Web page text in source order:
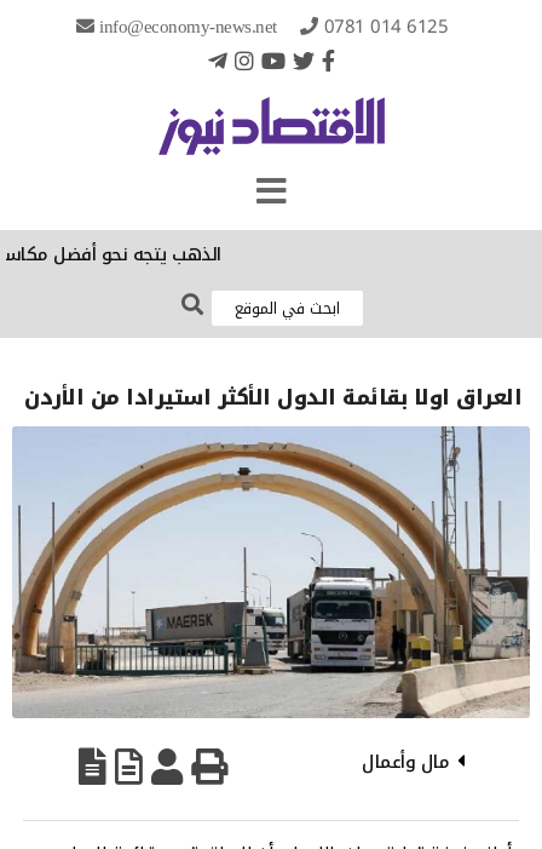
info@economy-news.net 0781 014 6125
الذهب يتجه نحو أفضل مكاسب
العراق اولا بقائمة الدول الأكثر استيرادا من الأردن
مال وأعمال